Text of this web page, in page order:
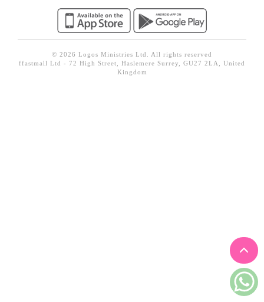
社會／倫理
哲學／宗教比較
見證／傳記
© 2026 Logos Ministries Ltd. All rights reserved
ffastmall Ltd - 72 High Street, Haslemere Surrey, GU27 2LA, United
Kingdom